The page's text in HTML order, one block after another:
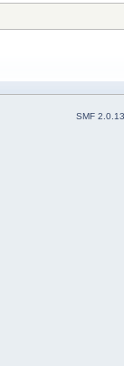
SMF 2.0.13